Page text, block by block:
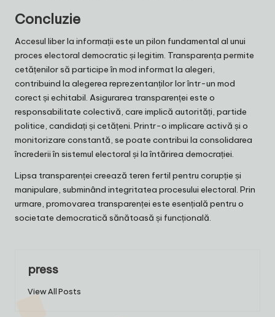
Concluzie
Accesul liber la informații este un pilon fundamental al unui
proces electoral democratic și legitim. Transparența permite
cetățenilor să participe în mod informat la alegeri,
contribuind la alegerea reprezentanților lor într-un mod
corect și echitabil. Asigurarea transparenței este o
responsabilitate colectivă, care implică autorități, partide
politice, candidați și cetățeni. Printr-o implicare activă și o
monitorizare constantă, se poate contribui la consolidarea
încrederii în sistemul electoral și la întărirea democrației.
Lipsa transparenței creează teren fertil pentru corupție și
manipulare, subminând integritatea procesului electoral. Prin
urmare, promovarea transparenței este esențială pentru o
societate democratică sănătoasă și funcțională.
press
View All Posts